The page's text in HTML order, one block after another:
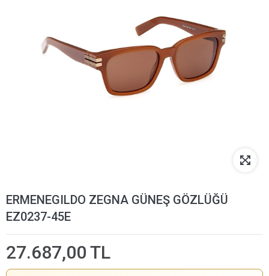
ERMENEGILDO ZEGNA GÜNEŞ GÖZLÜĞÜ
EZ0237-45E
27.687,00 TL